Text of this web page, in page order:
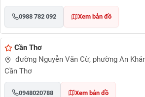
0988 782 092 Xem bản đồ
Cần Thơ
đường Nguyễn Văn Cừ, phường An
Cần Thơ
0948020788 Xem bản đồ